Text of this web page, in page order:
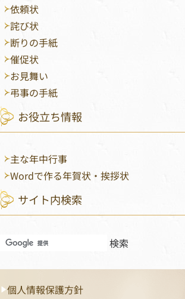
依頼状
詫び状
断りの手紙
催促状
お見舞い
弔事の手紙
お役立ち情報
主な年中行事
Wordで作る年賀状・挨拶状
サイト内検索
個人情報保護方針